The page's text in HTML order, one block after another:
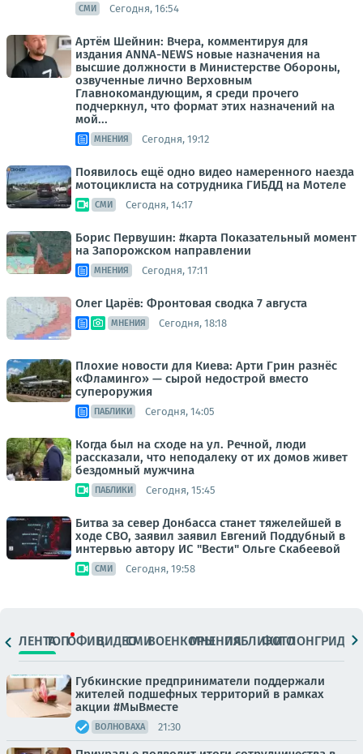
СМИ Сегодня, 16:54
Артём Шейнин: Вчера, комментируя для
издания ANNA-NEWS новые назначения на
высшие должности в Министерстве Обороны,
озвученные лично Верховным
Главнокомандующим, я среди прочего
подчеркнул, что формат этих назначений на
мой...
МНЕНИЯ Сегодня, 19:12
Появилось ещё одно видео намеренного наезда
мотоциклиста на сотрудника ГИБДД на Мотеле
СМИ Сегодня, 14:17
Борис Первушин: #карта Показательный момент
на Запорожском направлении
МНЕНИЯ Сегодня, 17:11
Олег Царёв: Фронтовая сводка 7 августа
МНЕНИЯ Сегодня, 18:18
Плохие новости для Киева: Арти Грин разнёс
«Фламинго» — сырой недострой вместо
супероружия
ПАБЛИКИ Сегодня, 14:05
Когда был на сходе на ул. Речной, люди
рассказали, что неподалеку от их домов живет
бездомный мужчина
ПАБЛИКИ Сегодня, 15:45
Битва за север Донбасса станет тяжелейшей в
ходе СВО, заявил заявил Евгений Поддубный в
интервью автору ИС "Вести" Ольге Скабеевой
СМИ Сегодня, 19:58
ЛЕНТАТОПОФИЦ.ВИДЕОСМИВОЕНКОРЫМНЕНИЯПАБЛИКИ
ФОТОЛОНГРИДЫ
Губкинские предприниматели поддержали
жителей подшефных территорий в рамках
акции #МыВместе
ВОЛНОВАХА 21:30